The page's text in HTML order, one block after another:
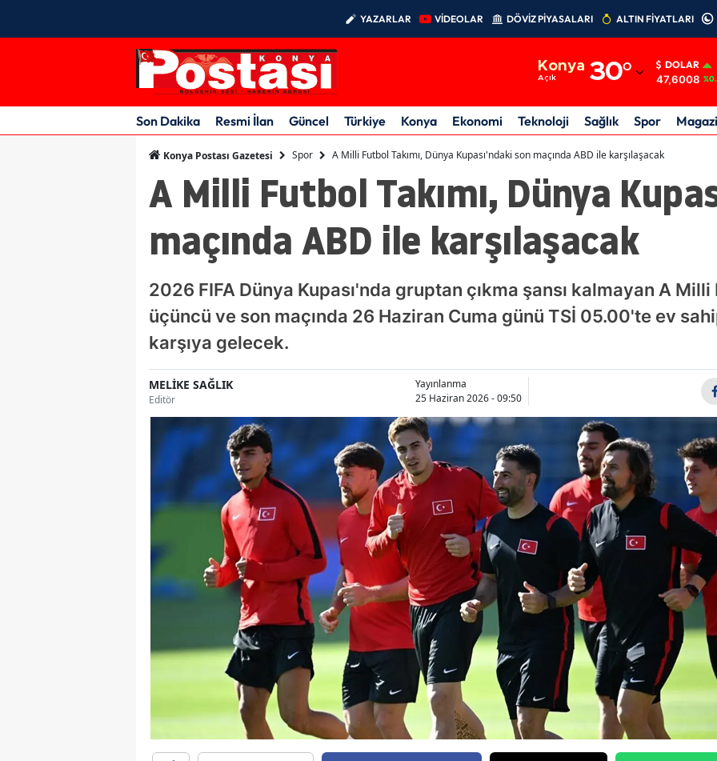
YAZARLAR VİDEOLAR DÖVİZ PİYASALARI ALTIN FİYATLARI
Konya
Açık 30°
Adıyaman
Afyonkarahisar
Ankara
Antalya
Aydın
Bitlis
Bolu
Burdur
Bursa
Çanakkale
Çankırı
Çorum
Denizli
Diyarbakır
Edirne
DOLAR
47,6008
Son Dakika Resmi İlan Güncel Türkiye Konya Ekonomi Teknoloji Sağlık Spor
Konya Postası Gazetesi Spor A Milli Futbol Takımı, Dünya Kupası'ndaki son maçında ABD ile karşılaşacak
A Milli Futbol Takımı, Dünya
maçında ABD ile karşılaşacak
2026 FIFA Dünya Kupası'nda gruptan çıkma şansı kalmayan A Milli
üçüncü ve son maçında 26 Haziran Cuma günü TSİ 05.00'te ev
karşıya gelecek.
MELİKE SAĞLIK
Editör
Yayınlanma
25 Haziran 2026 - 09:50